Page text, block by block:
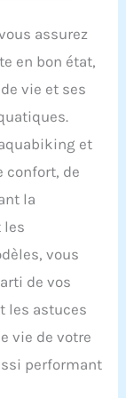
fine. Il
une
belle et
de bain
style et
sans
gorge
des
：
pour les
de la
en
ou
vous
en toute
nous
haute
assurez
en bon état,
vie et ses
et
confort, de
la
les
vous
de vos
les astuces
vie de votre
performant